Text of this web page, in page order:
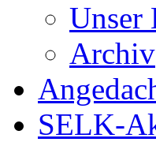
Unser
Archiv
SELK-